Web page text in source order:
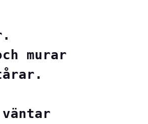
murar
väntar